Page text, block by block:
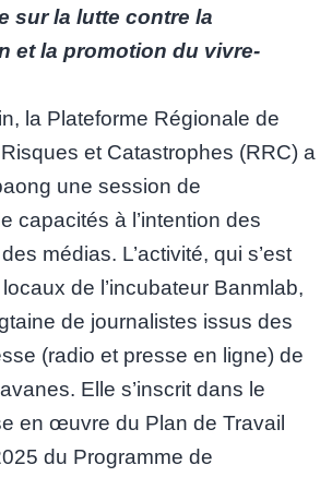
sur la lutte contre la
et la promotion du vivre-
la Plateforme Régionale de
et Catastrophes (RRC) a
une session de
capacités à l’intention des
médias. L’activité, qui s’est
de l’incubateur Banmlab,
de journalistes issus des
(radio et presse en ligne) de
Elle s’inscrit dans le
en œuvre du Plan de Travail
du Programme de